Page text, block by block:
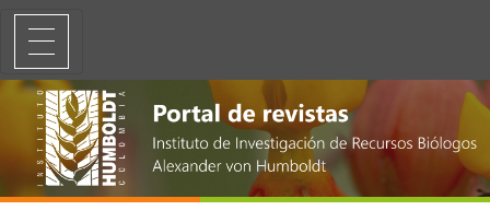
El género Opuntia (Opuntioideae–Cactaceae) en el departamento de